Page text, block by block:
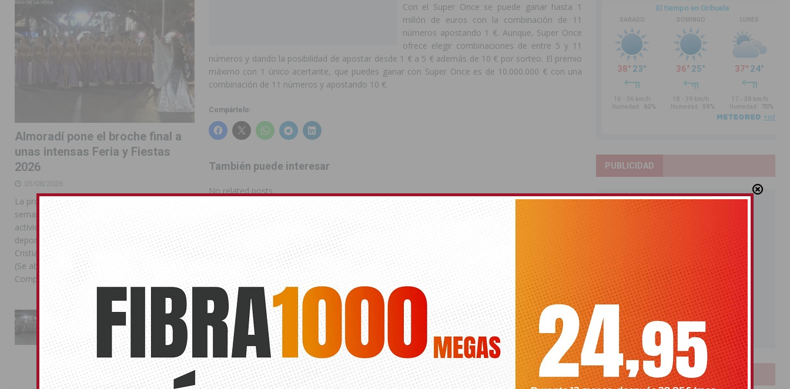
Con el Super Once se puede ganar hasta 1
millón de euros con la combinación de 11
números apostando 1 €. Aunque, Super Once
ofrece elegir combinaciones de entre 5 y 11
números y dando la posibilidad de apostar desde 1 € a 5 € además de 10 € por sorteo. El premio
máximo con 1 único acertante, que puedes ganar con Super Once es de 10.000.000 € con una
combinación de 11 números y apostando 10 €.
Compártelo:
También puede interesar
No related posts.
ANTERIOR
El tribunal que juzga la
adjudicación del Plan Zonal de
Residuos de la Vega Baja
resolverá en sentencia las
peticiones de nulidad planteadas
por los acusados
SIGUIENTE
Almoradí pone el broche final a
unas intensas Feria y Fiestas
2026
03/08/2026
La programación reunió durante más de una
semana actos institucionales, conciertos,
actividades familiares, competiciones
deportivas y las celebraciones de Moros y
Cristianos Compártelo: Comparte en Facebook
(Se abre en una ventana nueva) Facebook
Compartir en
La Entrada Cristiana llena de
esplendor las calles de
Almoradí en una multitudinaria
jornada festera
02/08/2026
PUBLICIDAD
LOTERIAS